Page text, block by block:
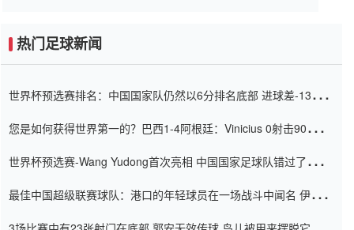
热门足球新闻
世界杯预选赛排名：中国国家队仍然以6分排名底部 进球差-13令人
您是如何获得世界第一的？巴西1-4阿根廷：Vinicius 0射击90分钟
世界杯预选赛-Wang Yudong首次亮相 中国国家足球队错过了世界
最佳中国超级联赛球队：港口的年轻球员在一场战斗中闻名 伊万放